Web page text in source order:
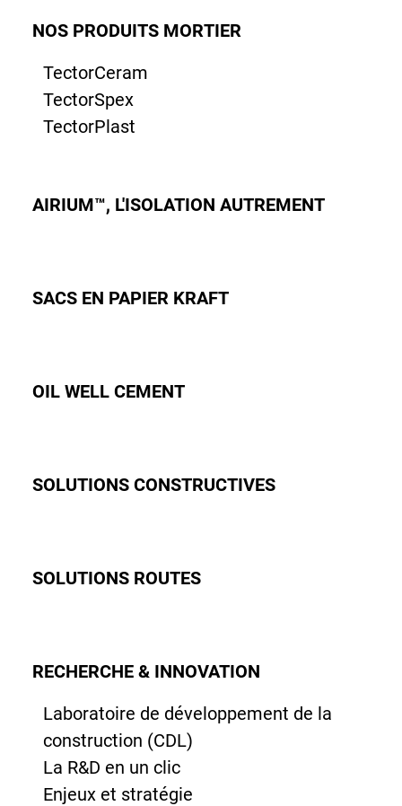
NOS PRODUITS MORTIER
TectorCeram
TectorSpex
TectorPlast
AIRIUM™, L'ISOLATION AUTREMENT
SACS EN PAPIER KRAFT
OIL WELL CEMENT
SOLUTIONS CONSTRUCTIVES
SOLUTIONS ROUTES
RECHERCHE & INNOVATION
Laboratoire de développement de la
construction (CDL)
La R&D en un clic
Enjeux et stratégie